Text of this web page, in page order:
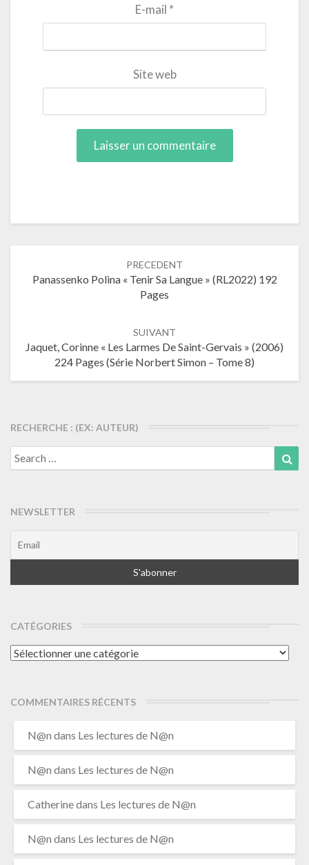
E-mail *
Site web
PRECEDENT
Panassenko Polina « Tenir Sa Langue » (RL2022) 192
Pages
SUIVANT
Jaquet, Corinne « Les Larmes De Saint-Gervais » (2006)
224 Pages (Série Norbert Simon – Tome 8)
RECHERCHE : (EX: AUTEUR)
Search
for:
NEWSLETTER
CATÉGORIES
Catégories
COMMENTAIRES RÉCENTS
N@n dans Les lectures de N@n
N@n dans Les lectures de N@n
Catherinedans Les lectures de N@n
N@n dans Les lectures de N@n